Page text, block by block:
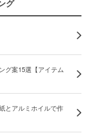
グ
グ案15選【アイテム
とアルミホイルで作